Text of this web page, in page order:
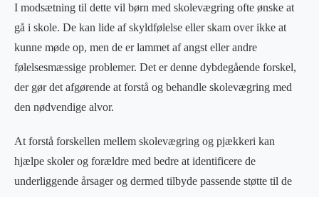
I modsætning til dette vil børn med skolevægring ofte ønske at
gå i skole. De kan lide af skyldfølelse eller skam over ikke at
kunne møde op, men de er lammet af angst eller andre
følelsesmæssige problemer. Det er denne dybdegående forskel,
der gør det afgørende at forstå og behandle skolevægring med
den nødvendige alvor.
At forstå forskellen mellem skolevægring og pjækkeri kan
hjælpe skoler og forældre med bedre at identificere de
underliggende årsager og dermed tilbyde passende støtte til de